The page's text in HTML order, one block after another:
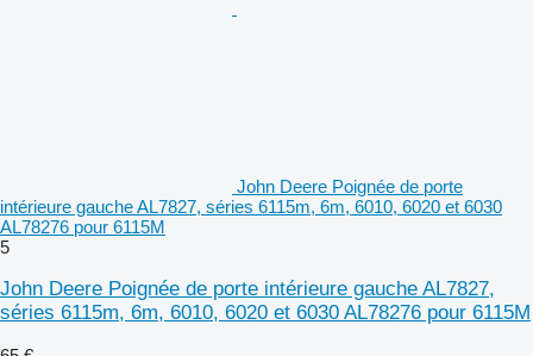
John Deere Poignée de porte
intérieure gauche AL7827, séries 6115m, 6m, 6010, 6020 et 6030
AL78276 pour 6115M
5
John Deere Poignée de porte intérieure gauche AL7827,
séries 6115m, 6m, 6010, 6020 et 6030 AL78276 pour 6115M